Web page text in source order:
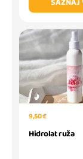
9,50 €
Hidrolat ruža